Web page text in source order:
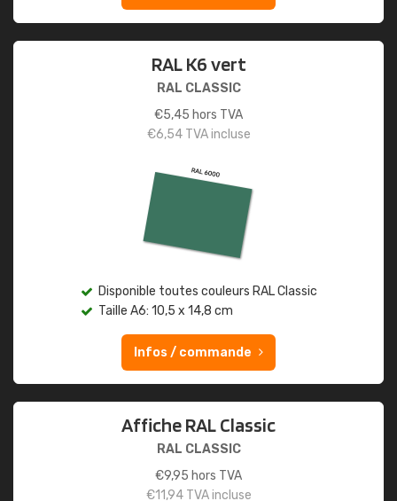
RAL K6 vert
RAL CLASSIC
€5,45 hors TVA
€6,54TVA incluse
Disponible toutes couleurs RAL Classic
Taille A6: 10,5 x 14,8 cm
Infos / commande
Affiche RAL Classic
RAL CLASSIC
€9,95 hors TVA
€11,94TVA incluse